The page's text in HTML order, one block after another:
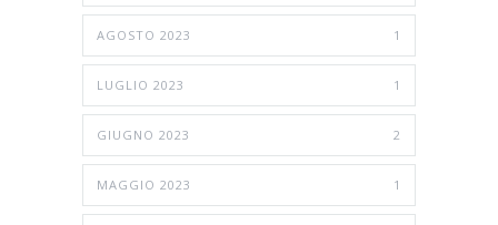
AGOSTO 2023 1
LUGLIO 2023 1
GIUGNO 2023 2
MAGGIO 2023 1